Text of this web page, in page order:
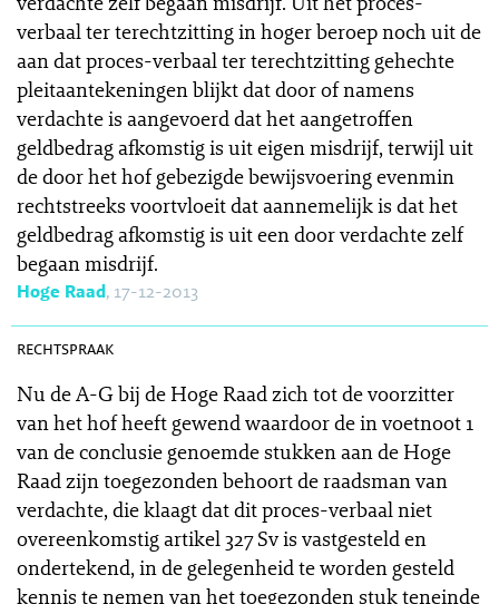
verbaal ter terechtzitting in hoger beroep noch uit de
aan dat proces-verbaal ter terechtzitting gehechte
pleitaantekeningen blijkt dat door of namens
verdachte is aangevoerd dat het aangetroffen
geldbedrag afkomstig is uit eigen misdrijf, terwijl uit
de door het hof gebezigde bewijsvoering evenmin
rechtstreeks voortvloeit dat aannemelijk is dat het
geldbedrag afkomstig is uit een door verdachte zelf
begaan misdrijf.
Hoge Raad, 17-12-2013
rechtspraak
Nu de A-G bij de Hoge Raad zich tot de voorzitter
van het hof heeft gewend waardoor de in voetnoot 1
van de conclusie genoemde stukken aan de Hoge
Raad zijn toegezonden behoort de raadsman van
verdachte, die klaagt dat dit proces-verbaal niet
overeenkomstig artikel 327 Sv is vastgesteld en
ondertekend, in de gelegenheid te worden gesteld
kennis te nemen van het toegezonden stuk teneinde